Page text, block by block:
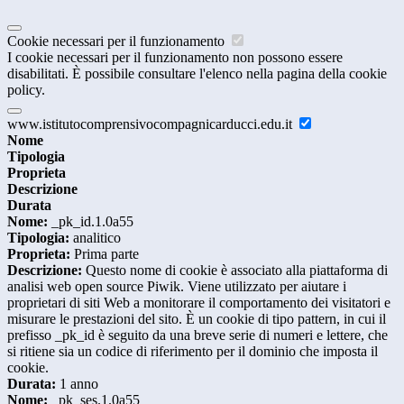
Cookie necessari per il funzionamento
I cookie necessari per il funzionamento non possono essere
disabilitati. È possibile consultare l'elenco nella pagina della cookie
policy.
www.istitutocomprensivocompagnicarducci.edu.it
Nome
Tipologia
Proprieta
Descrizione
Durata
Nome: _pk_id.1.0a55
Tipologia: analitico
Proprieta: Prima parte
Descrizione: Questo nome di cookie è associato alla piattaforma di
analisi web open source Piwik. Viene utilizzato per aiutare i
proprietari di siti Web a monitorare il comportamento dei visitatori e
misurare le prestazioni del sito. È un cookie di tipo pattern, in cui il
prefisso _pk_id è seguito da una breve serie di numeri e lettere, che
si ritiene sia un codice di riferimento per il dominio che imposta il
cookie.
Durata: 1 anno
Nome: _pk_ses.1.0a55